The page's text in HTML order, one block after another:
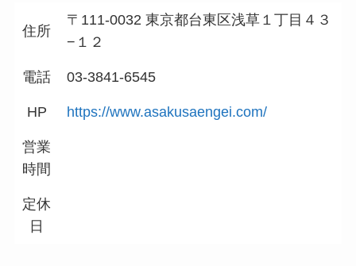
住所
〒111-0032 東京都台東区浅草１丁目４３
−１２
電話 03-3841-6545
HP https://www.asakusaengei.com/
営業
時間
定休
日